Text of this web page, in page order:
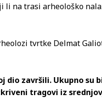
li na trasi arheološko
tvrtke Delmat
dio završili. Ukupno
tragovi iz